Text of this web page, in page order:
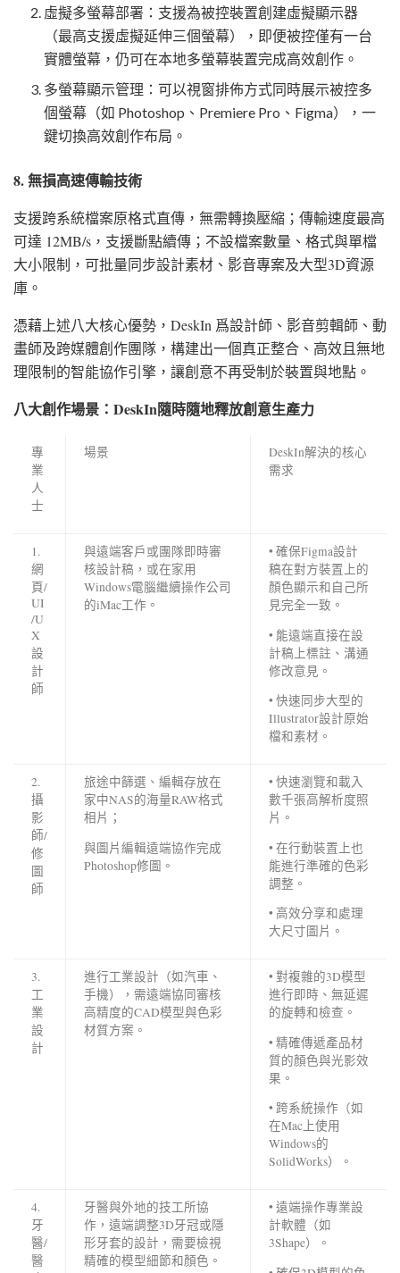
虛擬多螢幕部署：支援為被控裝置創建虛擬顯示器
（最高支援虛擬延伸三個螢幕），即便被控僅有一台
實體螢幕，仍可在本地多螢幕裝置完成高效創作。
多螢幕顯示管理：可以視窗排佈方式同時展示被控多
個螢幕（如 Photoshop、Premiere Pro、Figma），一
鍵切換高效創作布局。
8. 無損高速傳輸技術
支援跨系統檔案原格式直傳，無需轉換壓縮；傳輸速度最高
可達 12MB/s，支援斷點續傳；不設檔案數量、格式與單檔
大小限制，可批量同步設計素材、影音專案及大型3D資源
庫。
憑藉上述八大核心優勢，DeskIn 爲設計師、影音剪輯師、動
畫師及跨媒體創作團隊，構建出一個真正整合、高效且無地
理限制的智能協作引擎，讓創意不再受制於裝置與地點。
八大創作場景： DeskIn隨時隨地釋放創意生產力
專
業
人
士
場景
DeskIn解決的核心
需求
1.
網
頁/
UI
/U
X
設
計
師
與遠端客戶或團隊即時審
核設計稿，或在家用
Windows電腦繼續操作公司
的iMac工作。
• 確保Figma設計
稿在對方裝置上的
顏色顯示和自己所
見完全一致。
• 能遠端直接在設
計稿上標註、溝通
修改意見。
• 快速同步大型的
Illustrator設計原始
檔和素材。
2.
攝
影
師/
修
圖
師
旅途中篩選、編輯存放在
家中NAS的海量RAW格式
相片；
與圖片編輯遠端協作完成
Photoshop修圖。
• 快速瀏覽和載入
數千張高解析度照
片。
• 在行動裝置上也
能進行準確的色彩
調整。
• 高效分享和處理
大尺寸圖片。
3.
工
業
設
計
進行工業設計（如汽車、
手機），需遠端協同審核
高精度的CAD模型與色彩
材質方案。
• 對複雜的3D模型
進行即時、無延遲
的旋轉和檢查。
• 精確傳遞產品材
質的顏色與光影效
果。
• 跨系統操作（如
在Mac上使用
Windows的
SolidWorks）。
4.
牙
醫/
醫
牙醫與外地的技工所協
作，遠端調整3D牙冠或隱
形牙套的設計，需要檢視
精確的模型細節和顏色。
• 遠端操作專業設
計軟體（如
3Shape）。